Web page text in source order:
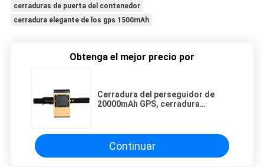
cerraduras de puerta del contenedor
cerradura elegante de los gps 1500mAh
Obtenga el mejor precio por
Cerradura del perseguidor de
20000mAh GPS, cerradura
Continuar